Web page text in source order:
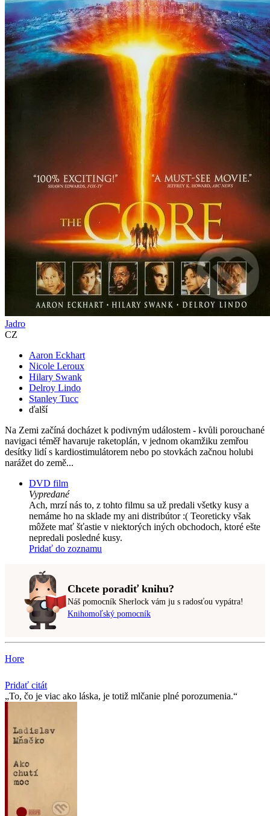
Jadro
CZ
Aaron Eckhart
Nicole Leroux
Hilary Swank
Delroy Lindo
Stanley Tucc
ďalší
Na Zemi začíná docházet k podivným událostem - kvůli porouchané
navigaci téměř havaruje raketoplán, v jednom okamžiku zemřou
desítky lidí s kardiostimulátorem nebo po stovkách začnou holubi
narážet do země...
DVD film
Vypredané
Ach, mrzí nás to, z tohto filmu sa už predali všetky kusy a
nemáme ho na sklade my ani distribútor :( Teoreticky však
môžete mať šťastie v niektorých iných obchodoch, ktoré ešte
nepredali posledné kusy.
Pridať do zoznamu
Chcete poradiť knihu?
Náš pomocník Sherlock vám ju s radosťou vypátra!
Knihomoľský pomocník
Hore
Pridať citát
To, čo je viac ako láska, je totiž mlčanie plné porozumenia.